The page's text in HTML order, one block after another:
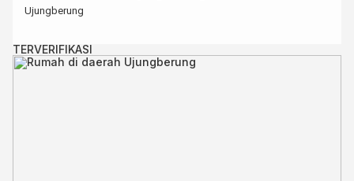
Ujungberung
TERVERIFIKASI